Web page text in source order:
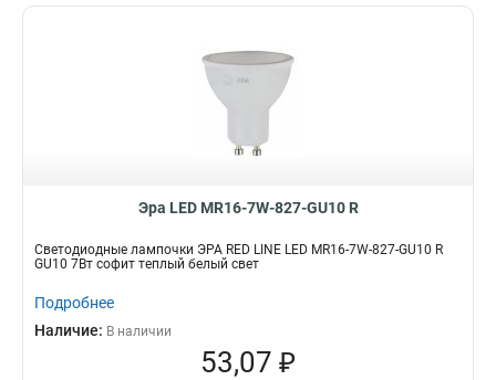
Эра LED MR16-7W-827-GU10 R
Светодиодные лампочки ЭРА RED LINE LED MR16-7W-827-GU10 R
GU10 7Вт софит теплый белый свет
Подробнее
Наличие: В наличии
53,07 ₽